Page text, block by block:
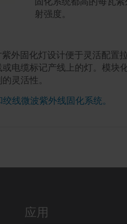
射强度。
外固化灯设计便于灵活配置
电缆标记产线上的灯。模块
灵活性。
线微波紫外线固化系统。
应用